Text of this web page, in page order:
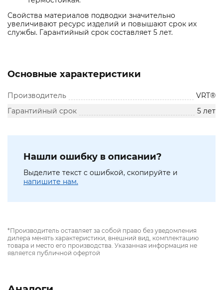
Свойства материалов подводки значительно
увеличивают ресурс изделий и повышают срок их
службы. Гарантийный срок составляет 5 лет.
Основные характеристики
Производитель
VRT®
Гарантийный срок
5 лет
Нашли ошибку в описании?
Выделите текст с ошибкой, скопируйте и
напишите нам.
*Производитель оставляет за собой право без уведомления
дилера менять характеристики, внешний вид, комплектацию
товара и место его производства. Указанная информация не
является публичной офертой